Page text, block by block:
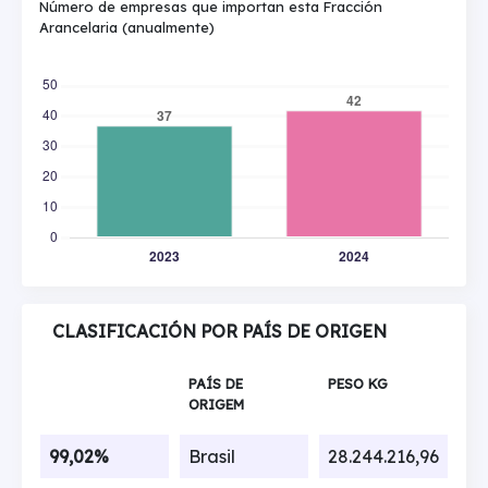
Número de empresas que importan esta Fracción
Arancelaria (anualmente)
CLASIFICACIÓN POR PAÍS DE ORIGEN
PAÍS DE
ORIGEM
PESO KG
99,02% Brasil 28.244.216,96